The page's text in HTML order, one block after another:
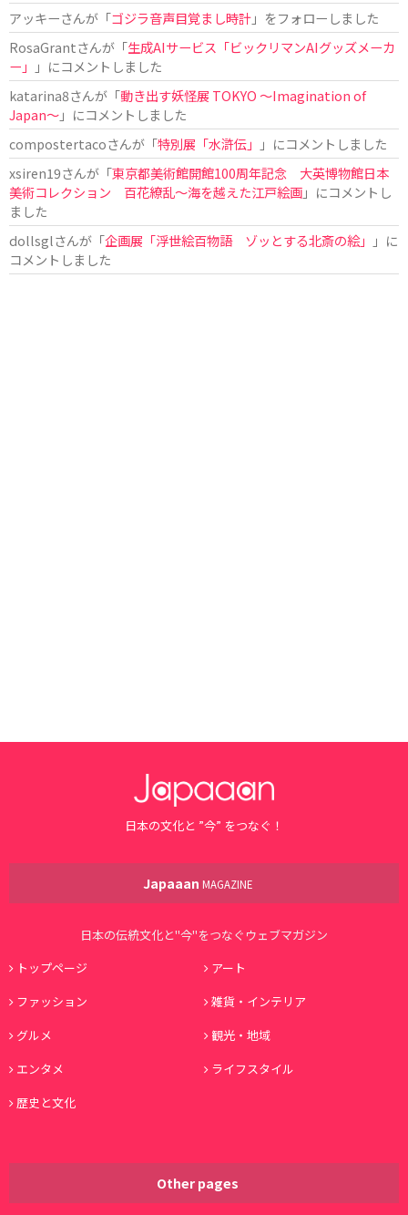
アッキーさんが「ゴジラ音声目覚まし時計」をフォローしました
RosaGrantさんが「生成AIサービス「ビックリマンAIグッズメーカ
ー」
」にコメントしました
katarina8さんが「動き出す妖怪展 TOKYO 〜Imagination of
Japan〜」にコメントしました
compostertacoさんが「特別展「水滸伝」
」にコメントしました
xsiren19さんが「東京都美術館開館100周年記念 大英博物館日本
美術コレクション 百花繚乱～海を越えた江戸絵画」にコメントし
ました
dollsglさんが「企画展「浮世絵百物語 ゾッとする北斎の絵」
」に
コメントしました
日本の文化と ”今” をつなぐ！
Japaaan MAGAZINE
日本の伝統文化と"今"をつなぐウェブマガジン
トップページ
アート
ファッション
雑貨・インテリア
グルメ
観光・地域
エンタメ
ライフスタイル
歴史と文化
Other pages